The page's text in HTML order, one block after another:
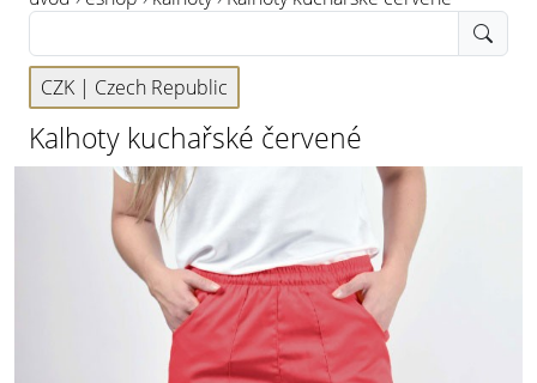
CZK | Czech Republic
Kalhoty kuchařské červené